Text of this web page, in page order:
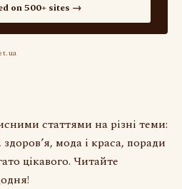
on 500+ sites →
статтями на різні теми:
мода і краса, поради
цікавого. Читайте